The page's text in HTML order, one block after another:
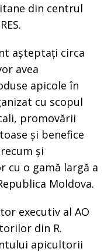
din centrul
așteptați circa
avea
apicole în
cu scopul
promovării
și benefice
și
cu o gamă largă a
Moldova.
executiv al AO
din R.
apicultorii